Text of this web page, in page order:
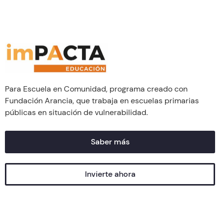
Para Escuela en Comunidad, programa creado con
Fundación Arancia, que trabaja en escuelas primarias
públicas en situación de vulnerabilidad.
Saber más
Invierte ahora